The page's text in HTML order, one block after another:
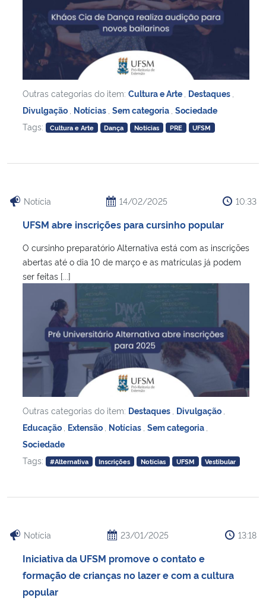
Outras categorias do item: Cultura e Arte Destaques
Divulgação Notícias Sem categoria Sociedade
Tags:
Cultura e Arte Dança Notícias PRE UFSM
Notícia 14/02/2025 10:33
UFSM abre inscrições para cursinho popular
O cursinho preparatório Alternativa está com as inscrições
abertas até o dia 10 de março e as matrículas já podem
ser feitas [...]
Outras categorias do item: Destaques Divulgação
Educação Extensão Notícias Sem categoria
Sociedade
Tags:
#Alternativa Inscrições Notícias UFSM Vestibular
Notícia 23/01/2025 13:18
Iniciativa da UFSM promove o contato e
formação de crianças no lazer e com a cultura
popular